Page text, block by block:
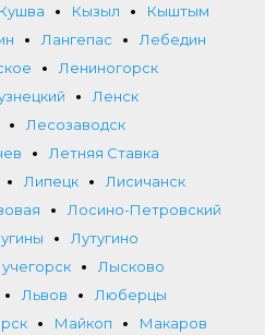
Кушва Кызыл
Кыштым
Лангепас
Лебедин
Лениногорск
Ленск
Лесозаводск
Летняя Ставка
Липецк
Лисичанск
Лосино-Петровский
Лутугино
Лысково
Львов
Люберцы
Майкоп
Макаров